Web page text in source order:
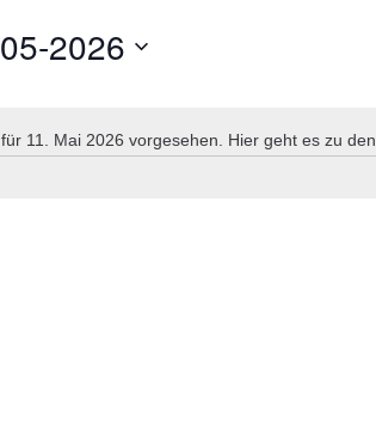
11. Mai 2026 vorgesehen. Hier geht es zu den
2026